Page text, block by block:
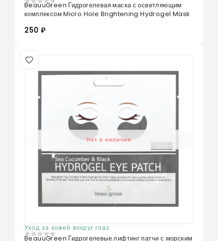
0 из 5
BeauuGreen Гидрогелевая маска с осветляющим
комплексом Micro Hole Brightening Hydrogel Mask
250 ₽
Нет в наличии
Уход за кожей вокруг глаз
BeauuGreen Гидрогелевые лифтинг патчи с морским